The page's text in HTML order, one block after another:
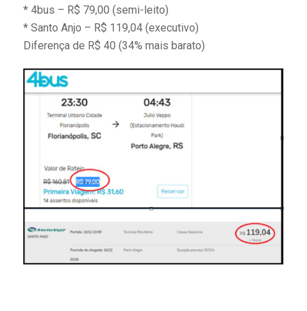
* 4bus – R$ 79,00 (semi-leito)
* Santo Anjo – R$ 119,04 (executivo)
Diferença de R$ 40 (34% mais barato)